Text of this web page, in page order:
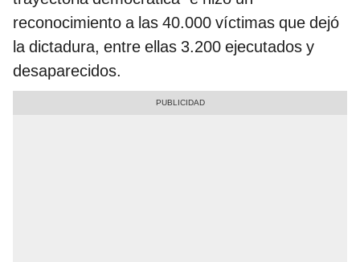
reconocimiento a las 40.000 víctimas que dejó
la dictadura, entre ellas 3.200 ejecutados y
desaparecidos.